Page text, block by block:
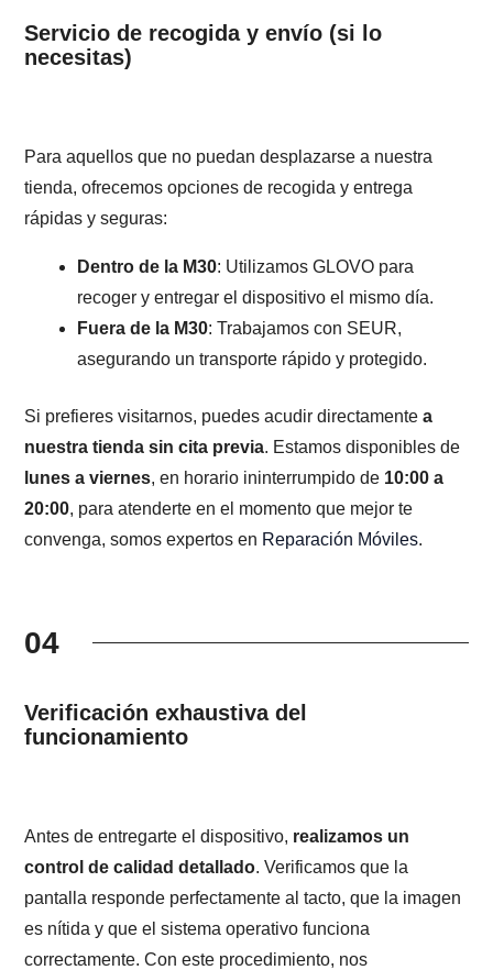
Servicio de recogida y envío (si lo
necesitas)
Para aquellos que no puedan desplazarse a nuestra
tienda, ofrecemos opciones de recogida y entrega
rápidas y seguras:
Dentro de la M30: Utilizamos GLOVO para
recoger y entregar el dispositivo el mismo día.
Fuera de la M30: Trabajamos con SEUR,
asegurando un transporte rápido y protegido.
Si prefieres visitarnos, puedes acudir directamentea
nuestra tienda sin cita previa. Estamos disponibles de
lunes a viernes, en horario ininterrumpido de 10:00 a
20:00, para atenderte en el momento que mejor te
convenga, somos expertos en Reparación Móviles.
04
Verificación exhaustiva del
funcionamiento
Antes de entregarte el dispositivo, realizamos un
control de calidad detallado. Verificamos que la
pantalla responde perfectamente al tacto, que la imagen
es nítida y que el sistema operativo funciona
correctamente. Con este procedimiento, nos